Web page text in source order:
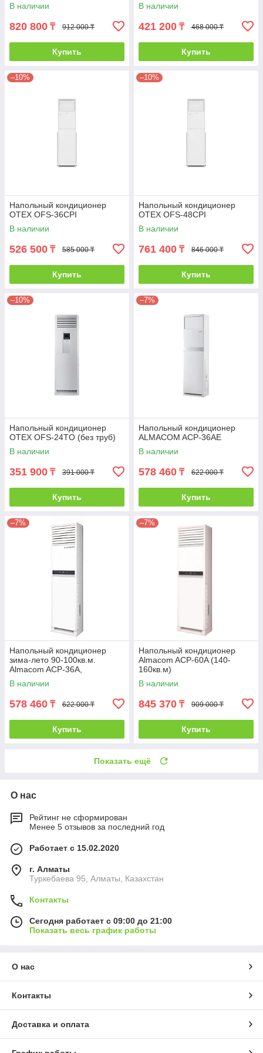
В наличии
820 800 ₸ 912 000 ₸
Купить
В наличии
421 200 ₸ 468 000 ₸
Купить
–10%
Напольный кондиционер
OTEX OFS-36CPI
В наличии
526 500 ₸ 585 000 ₸
Купить
–10%
Напольный кондиционер
OTEX OFS-48CPI
В наличии
761 400 ₸ 846 000 ₸
Купить
–10%
Напольный кондиционер
OTEX OFS-24TO (без труб)
В наличии
351 900 ₸ 391 000 ₸
Купить
–7%
Напольный кондиционер
ALMACOM ACP-36AE
В наличии
578 460 ₸ 622 000 ₸
Купить
–7%
Напольный кондиционер
зима-лето 90-100кв.м.
Аlmacom ACP-36A,
инсталляция 5м
В наличии
578 460 ₸ 622 000 ₸
Купить
–7%
Напольный кондиционер
Almacom ACP-60A (140-
160кв.м)
В наличии
845 370 ₸ 909 000 ₸
Купить
Показать ещё
О нас
Рейтинг не сформирован
Менее 5 отзывов за последний год
Работает с 15.02.2020
г. Алматы
Туркебаева 95, Алматы, Казахстан
Контакты
Сегодня работает с 09:00 до 21:00
Показать весь график работы
О нас
Контакты
Доставка и оплата